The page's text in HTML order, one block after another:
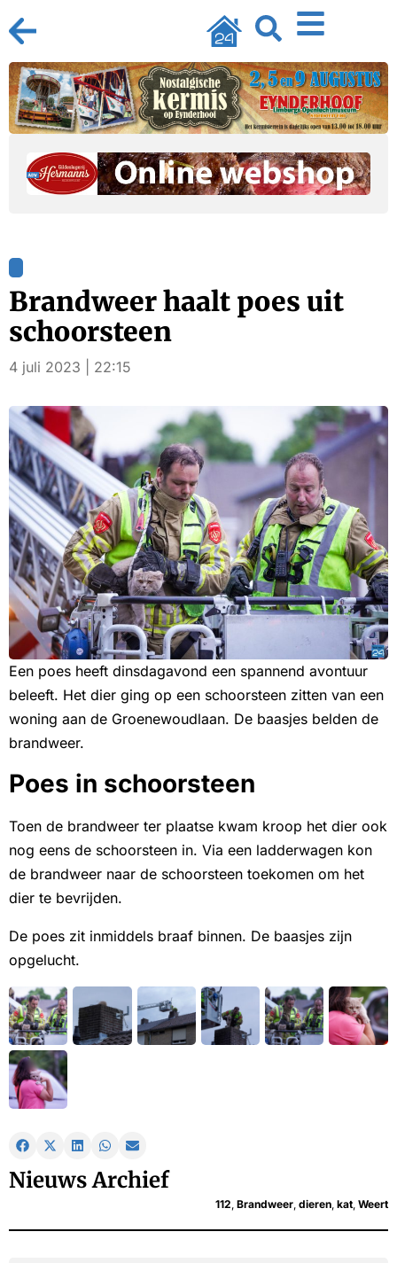
Brandweer haalt poes uit
schoorsteen
4 juli 2023 | 22:15
Een poes heeft dinsdagavond een spannend avontuur
beleeft. Het dier ging op een schoorsteen zitten van een
woning aan de Groenewoudlaan. De baasjes belden de
brandweer.
Poes in schoorsteen
Toen de brandweer ter plaatse kwam kroop het dier ook
nog eens de schoorsteen in. Via een ladderwagen kon
de brandweer naar de schoorsteen toekomen om het
dier te bevrijden.
De poes zit inmiddels braaf binnen. De baasjes zijn
opgelucht.
Nieuws Archief
112, Brandweer, dieren, kat, Weert